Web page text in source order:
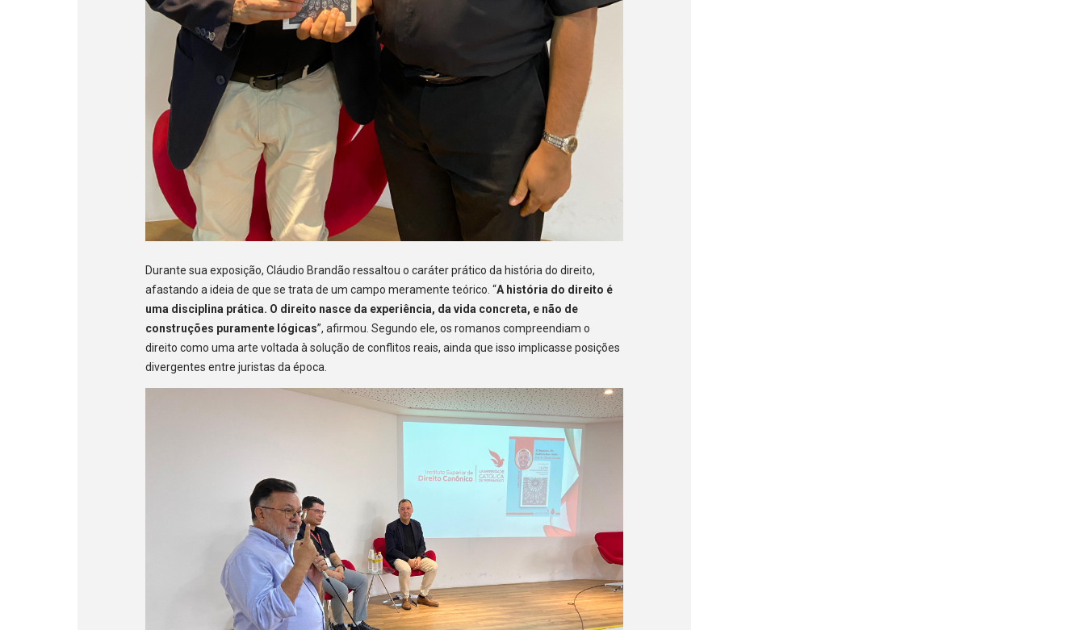
Durante sua exposição, Cláudio Brandão ressaltou o caráter prático da história do direito,
afastando a ideia de que se trata de um campo meramente teórico. “A história do direito é
uma disciplina prática. O direito nasce da experiência, da vida concreta, e não de
construções puramente lógicas”, afirmou. Segundo ele, os romanos compreendiam o
direito como uma arte voltada à solução de conflitos reais, ainda que isso implicasse posições
divergentes entre juristas da época.